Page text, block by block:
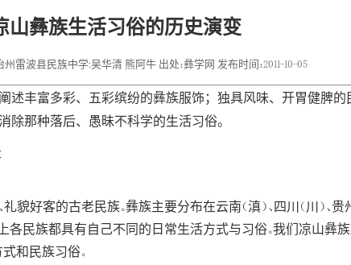
山彝族生活习俗的历史演变
州雷波县民族中学:吴华清 熊阿牛 出处：彝学网 发布时间：2011-10-05
述丰富多彩、五彩缤纷的彝族服饰；独具风味、开胃健脾
那种落后、愚昧不科学的生活习俗。
好客的古老民族。彝族主要分布在云南（滇）、四川（川）、贵州
各民族都具有自己不同的日常生活方式与习俗。我们凉山彝
和民族习俗。